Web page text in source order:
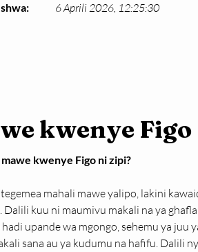
6 Aprili 2026, 12:25:30
kwenye Figo
kwenye Figo ni zipi?
mahali mawe yalipo, lakini
Dalili kuu ni maumivu makali na ya
hadi upande wa mgongo, sehemu ya juu
sana au ya kudumu na hafifu. Dalili